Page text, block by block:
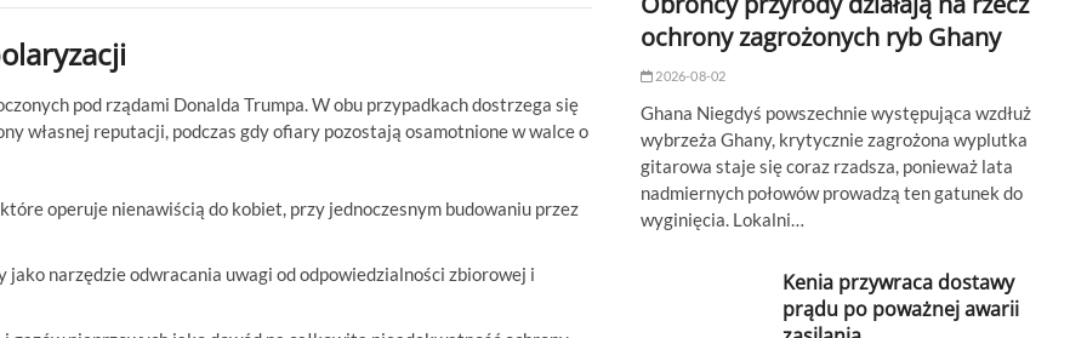
pod rządami Donalda Trumpa. W obu przypadkach dostrzega się
własnej reputacji, podczas gdy ofiary pozostają osamotnione w walce o
operuje nienawiścią do kobiet, przy jednoczesnym budowaniu przez
jako narzędzie odwracania uwagi od odpowiedzialności zbiorowej i
ochrony zagrożonych ryb Ghany
2026-08-02
Ghana Niegdyś powszechnie występująca wzdłuż
wybrzeża Ghany, krytycznie zagrożona wyplutka
gitarowa staje się coraz rzadsza, ponieważ lata
nadmiernych połowów prowadzą ten gatunek do
wyginięcia. Lokalni…
Kenia przywraca dostawy
prądu po poważnej awarii